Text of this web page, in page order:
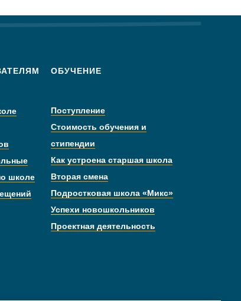
ОБУЧЕНИЕ
школе
Поступление
Стоимость обучения и
стипендии
Как устроена старшая школа
Вторая смена
Подростковая школа «Микс»
Успехи новошкольников
Проектная деятельность